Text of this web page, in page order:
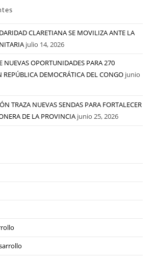
CLARETIANA SE MOVILIZA ANTE LA
julio 14, 2026
NUEVAS OPORTUNIDADES PARA 270
REPÚBLICA DEMOCRÁTICA DEL CONGO junio
TRAZA NUEVAS SENDAS PARA FORTALECER
DE LA PROVINCIA junio 25, 2026